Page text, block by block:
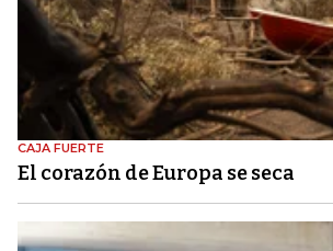
CAJA FUERTE
El corazón de Europa se seca